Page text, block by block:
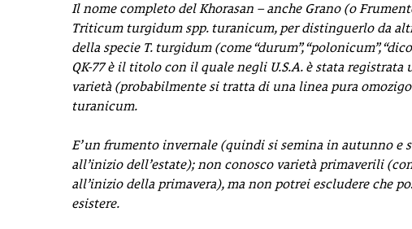
Il nome completo del Khorasan – anche Grano (o
Triticum turgidum spp. turanicum, per distinguerlo da
della specie T. turgidum (come “durum”, “polonicum”,
QK-77 è il titolo con il quale negli U.S.A. è stata registrata
varietà (probabilmente si tratta di una linea pura
turanicum.
E’ un frumento invernale (quindi si semina in autunno e
all’inizio dell’estate); non conosco varietà primaverili
all’inizio della primavera), ma non potrei escludere che
esistere.